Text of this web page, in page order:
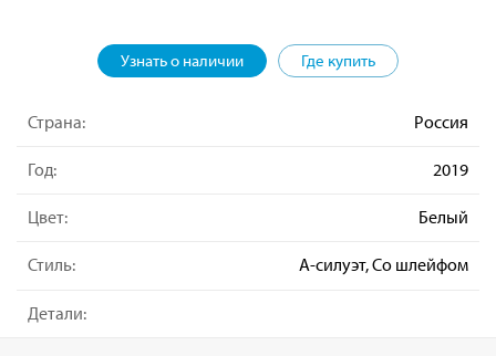
Узнать о наличии Где купить
Страна: Россия
Год: 2019
Цвет: Белый
Стиль: А-силуэт, Со шлейфом
Детали: